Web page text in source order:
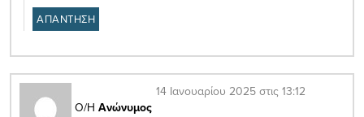
ΑΠΑΝΤΗΣΗ
Ο/Η Ανώνυμος
14 Ιανουαρίου 2025 στις 13:12